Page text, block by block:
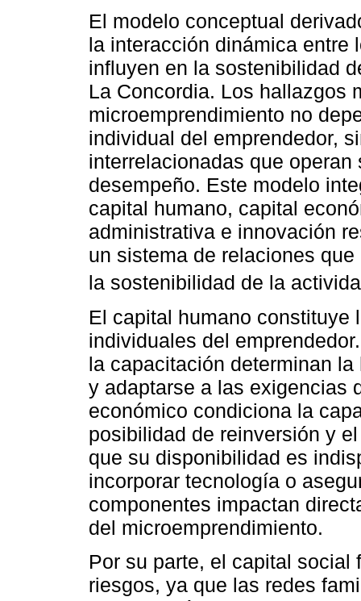
El modelo conceptual
la interacción dinámica entre
influyen en la sostenibilidad
La Concordia. Los hallazgos
microemprendimiento no
individual del emprendedor,
interrelacionadas que
desempeño. Este modelo
capital humano, capital
administrativa e innovación
un sistema de relaciones
la sostenibilidad de la
El capital humano constituye
individuales del
la capacitación determinan
y adaptarse a las exigencias
económico condiciona la
posibilidad de reinversión y
que su disponibilidad es
incorporar tecnología o
componentes impactan
del microemprendimiento.
Por su parte, el capital social
riesgos, ya que las redes